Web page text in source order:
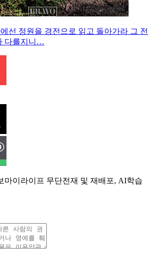
선 정원을 경전으로 읽고 돌아가라 그 전
다를지니…
이라이프 무단전재 및 재배포, AI학습